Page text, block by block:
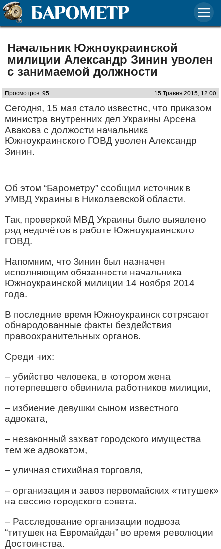
Начальник Южноукраинской
милиции Александр Зинин уволен
с занимаемой должности
Просмотров: 95 15 Травня 2015, 12:00
Сегодня, 15 мая стало известно, что приказом
министра внутренних дел Украины Арсена
Авакова с должости начальника
Южноукраинского ГОВД уволен Александр
Зинин.
Об этом “Барометру” сообщил источник в
УМВД Украины в Николаевской области.
Так, проверкой МВД Украины было выявлено
ряд недочётов в работе Южноукраинского
ГОВД.
Напомним, что Зинин был назначен
исполняющим обязанности начальника
Южноукраинской милиции 14 ноября 2014
года.
В последние время Южноукраинск сотрясают
обнародованные факты бездействия
правоохранительных органов.
Среди них:
– убийство человека, в котором жена
потерпевшего обвинила работников милиции,
– избиение девушки сыном известного
адвоката,
– незаконный захват городского имущества
тем же адвокатом,
– уличная стихийная торговля,
– организация и завоз первомайских «титушек»
на сессию городского совета.
– Расследование организации подвоза
“титушек на Евромайдан” во время революции
Достоинства.